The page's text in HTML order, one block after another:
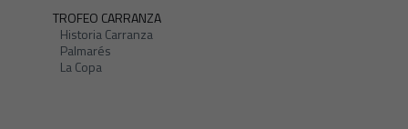
TROFEO CARRANZA
Historia Carranza
Palmarés
La Copa